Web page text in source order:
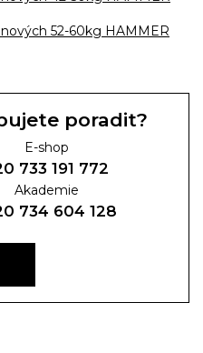
52-60kg HAMMER
poradit?
E-shop
733 191 772
Akademie
734 604 128